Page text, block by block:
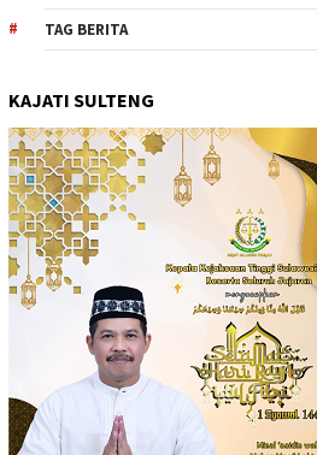
TAG BERITA
KAJATI SULTENG